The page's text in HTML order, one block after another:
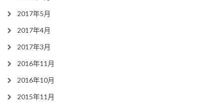
2017年5月
2017年4月
2017年3月
2016年11月
2016年10月
2015年11月